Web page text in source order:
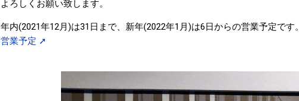
よろしくお願い致します。
年内(2021年12月)は31日まで、新年(2022年1月)は6日からの営業予定です。
営業予定 ➚